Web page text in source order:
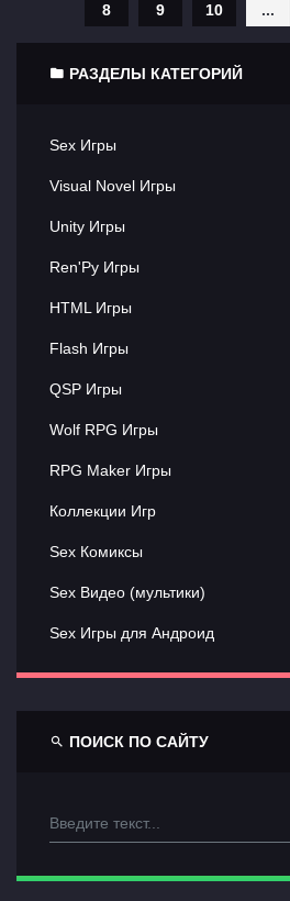
8
9 10 ...
РАЗДЕЛЫ КАТЕГОРИЙ
Sex Игры
Visual Novel Игры
Unity Игры
Ren'Py Игры
HTML Игры
Flash Игры
QSP Игры
Wolf RPG Игры
RPG Maker Игры
Коллекции Игр
Sex Комиксы
Sex Видео (мультики)
Sex Игры для Андроид
ПОИСК ПО САЙТУ